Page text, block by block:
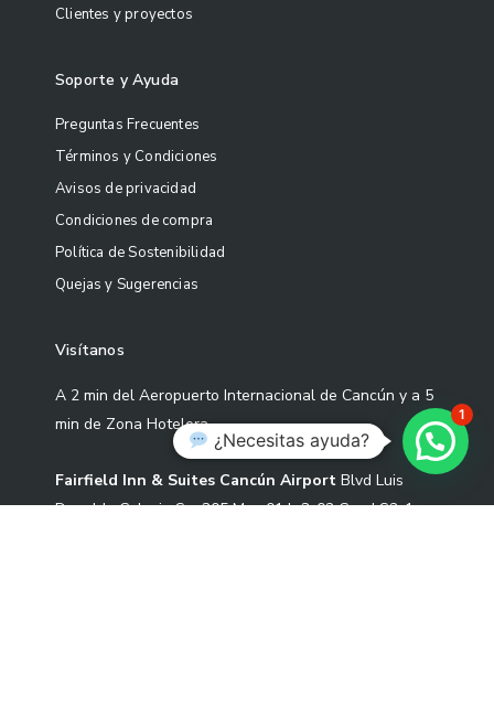
Clientes y proyectos
Soporte y Ayuda
Preguntas Frecuentes
Términos y Condiciones
Avisos de privacidad
Condiciones de compra
Política de Sostenibilidad
Quejas y Sugerencias
Visítanos
A 2 min del Aeropuerto Internacional de Cancún y a 5
min de Zona Hotelera
Fairfield Inn & Suites Cancún Airport Blvd Luis
Donaldo Colosio Sm 305 Mza 01 L-3-02 Cond S2-1,
¿Necesitas ayuda?
1